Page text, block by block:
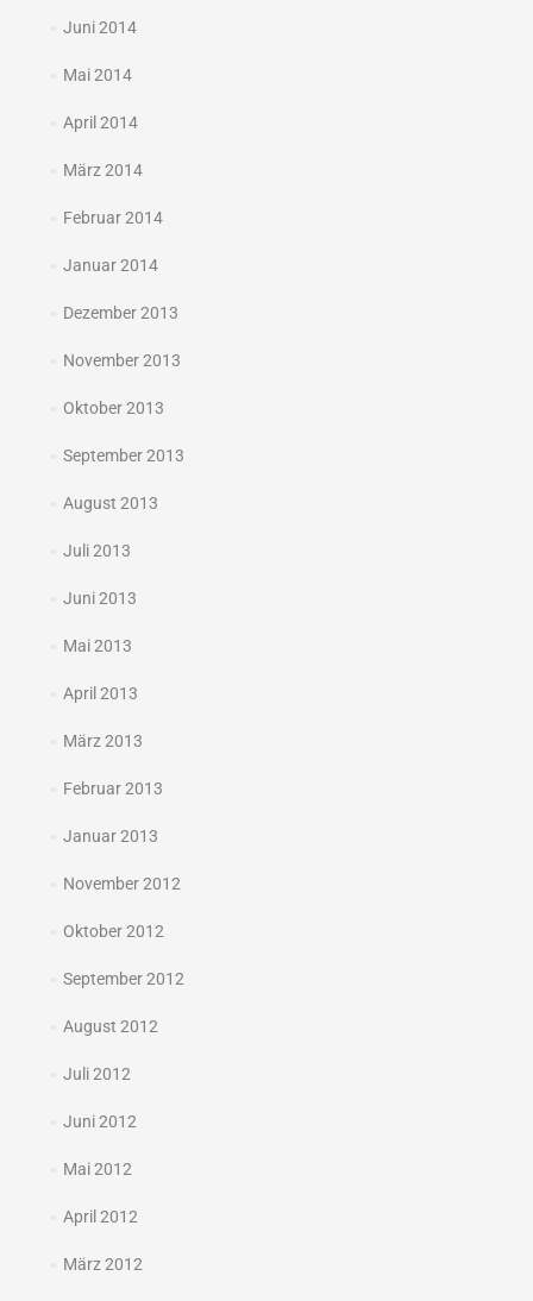
Juni 2014
Mai 2014
April 2014
März 2014
Februar 2014
Januar 2014
Dezember 2013
November 2013
Oktober 2013
September 2013
August 2013
Juli 2013
Juni 2013
Mai 2013
April 2013
März 2013
Februar 2013
Januar 2013
November 2012
Oktober 2012
September 2012
August 2012
Juli 2012
Juni 2012
Mai 2012
April 2012
März 2012